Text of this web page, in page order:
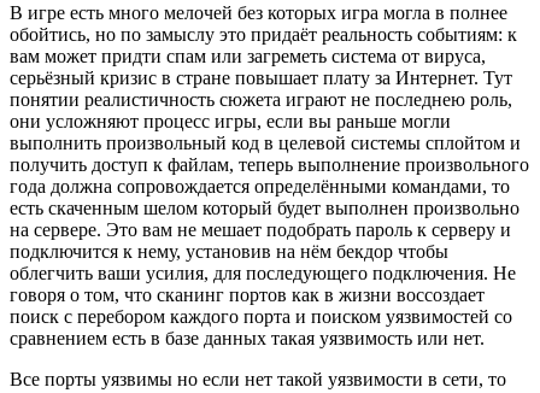
В игре есть много мелочей без которых игра могла в полнее
обойтись, но по замыслу это придаёт реальность событиям: к
вам может придти спам или загреметь система от вируса,
серьёзный кризис в стране повышает плату за Интернет. Тут
понятии реалистичность сюжета играют не последнею роль,
они усложняют процесс игры, если вы раньше могли
выполнить произвольный код в целевой системы сплойтом и
получить доступ к файлам, теперь выполнение произвольного
года должна сопровождается определёнными командами, то
есть скаченным шелом который будет выполнен произвольно
на сервере. Это вам не мешает подобрать пароль к серверу и
подключится к нему, установив на нём бекдор чтобы
облегчить ваши усилия, для последующего подключения. Не
говоря о том, что сканинг портов как в жизни воссоздает
поиск с перебором каждого порта и поиском уязвимостей со
сравнением есть в базе данных такая уязвимость или нет.
Все порты уязвимы но если нет такой уязвимости в сети, то